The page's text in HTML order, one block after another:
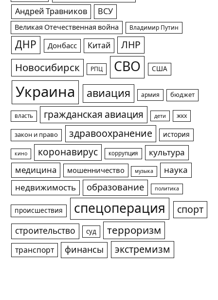
Андрей Травников ВСУ
Великая Отечественная война Владимир Путин
ДНР Донбасс Китай ЛНР
Новосибирск РПЦ СВО США
Украина авиация армия бюджет
власть гражданская авиация дети жкх
закон и право здравоохранение история
кино коронавирус коррупция
культура
медицина
мошенничество музыка
наука
недвижимость
образование политика
происшествия спецоперация спорт
строительство суд терроризм
транспорт финансы экстремизм